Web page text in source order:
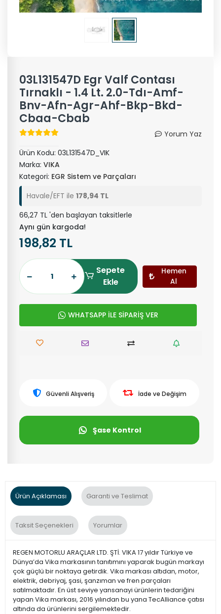
03L131547D Egr Valf Contası
Tırnaklı - 1.4 Lt. 2.0-Tdı-Amf-
Bnv-Afn-Agr-Ahf-Bkp-Bkd-
Cbaa-Cbab
Yorum Yaz
Ürün Kodu: 03L131547D_VIK
Marka: VIKA
Kategori: EGR Sistem ve Parçaları
Havale/EFT ile 178,94 TL
66,27 TL 'den başlayan taksitlerle
Aynı gün kargoda!
198,82 TL
Sepete
Ekle
Hemen
Al
WHATSAPP İLE SİPARİŞ VER
Güvenli Alışveriş İade ve Değişim
Şase Kontrol
Ürün Açıklaması Garanti ve Teslimat
Taksit Seçenekleri Yorumlar
REGEN MOTORLU ARAÇLAR LTD. ŞTİ. VIKA 17 yıldır Türkiye ve
Dünya’da Vika markasının tanıtımını yaparak bugün markayı
çok güçlü bir noktaya getirdik. Vika markası altıdan, motor,
elektrik, debriyaj, şasi, şanzıman ve fren parçaları
satılmaktadır. En üst seviye yansanayi ürünlerin tedariğini
yapan Vika markası, 2016 yılından bu yana TecAlliance çatısı
altında da ürünlerini sergilemektedir.